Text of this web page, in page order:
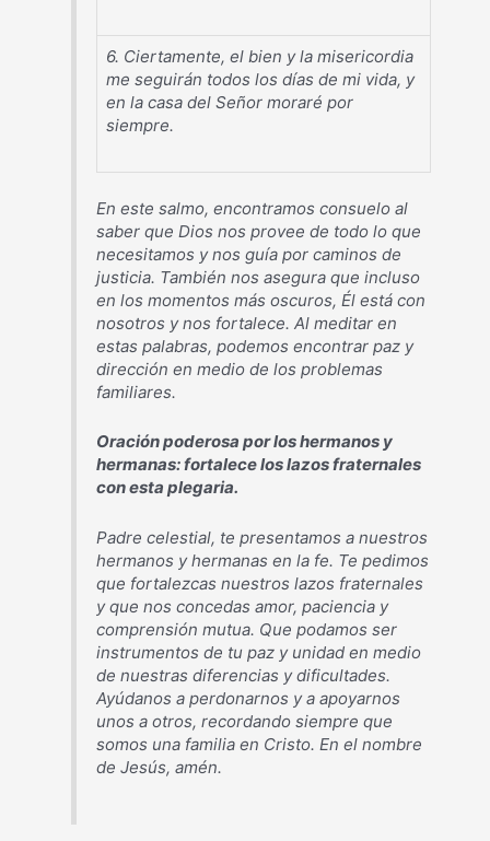
6. Ciertamente, el bien y la misericordia
me seguirán todos los días de mi vida, y
en la casa del Señor moraré por
siempre.
En este salmo, encontramos consuelo al
saber que Dios nos provee de todo lo que
necesitamos y nos guía por caminos de
justicia. También nos asegura que incluso
en los momentos más oscuros, Él está con
nosotros y nos fortalece. Al meditar en
estas palabras, podemos encontrar paz y
dirección en medio de los problemas
familiares.
Oración poderosa por los hermanos y
hermanas: fortalece los lazos fraternales
con esta plegaria.
Padre celestial, te presentamos a nuestros
hermanos y hermanas en la fe. Te pedimos
que fortalezcas nuestros lazos fraternales
y que nos concedas amor, paciencia y
comprensión mutua. Que podamos ser
instrumentos de tu paz y unidad en medio
de nuestras diferencias y dificultades.
Ayúdanos a perdonarnos y a apoyarnos
unos a otros, recordando siempre que
somos una familia en Cristo. En el nombre
de Jesús, amén.